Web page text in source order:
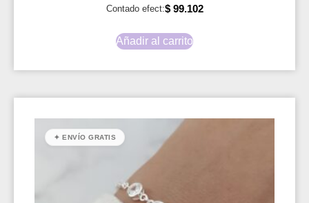
Contado efect:$99.102
Añadir al carrito
✦ ENVÍO GRATIS